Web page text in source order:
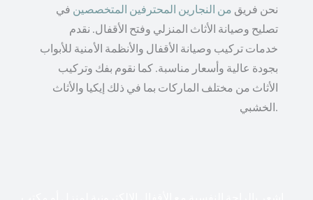
نحن فريق من النجارين المحترفين المتخصصين في
تصليح وصيانة الأثاث المنزلي وفتح الأقفال. نقدم
خدمات تركيب وصيانة الأقفال والأنظمة الأمنية للأبواب
بجودة عالية وأسعار مناسبة. كما نقوم بفك وتركيب
الأثاث من مختلف الماركات بما في ذلك إيكيا والأثاث
الخشبي.